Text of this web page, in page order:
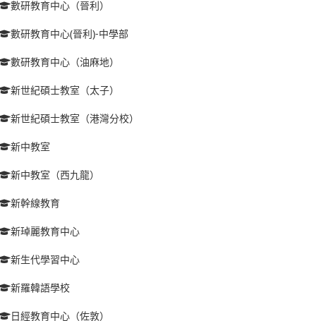
數研教育中心（晉利）
數研教育中心(晉利)-中學部
數研教育中心（油麻地）
新世紀碩士教室（太子）
新世紀碩士教室（港灣分校）
新中教室
新中教室（西九龍）
新幹線教育
新琸麗教育中心
新生代學習中心
新羅韓語學校
日經教育中心（佐敦）